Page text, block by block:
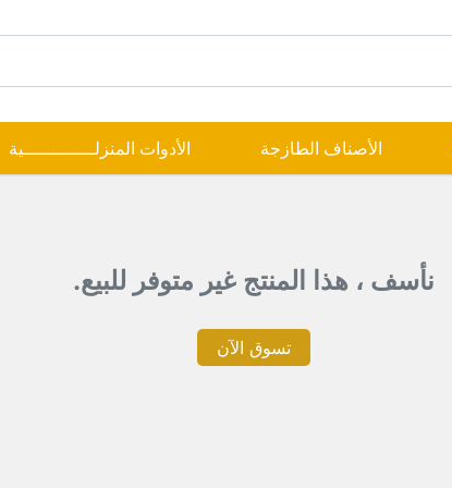
الأصناف الطازجة الأدوات المنزلـــــــــــــية
نأسف ، هذا المنتج غير متوفر للبيع.
تسوق الآن